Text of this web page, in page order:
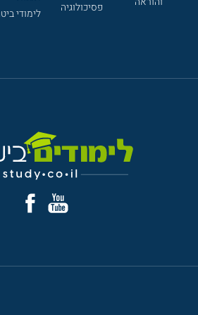
פסיכולוגיה
לימודי